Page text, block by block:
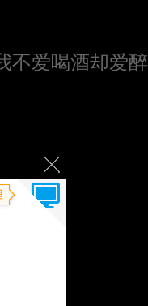
不爱喝酒却爱醉